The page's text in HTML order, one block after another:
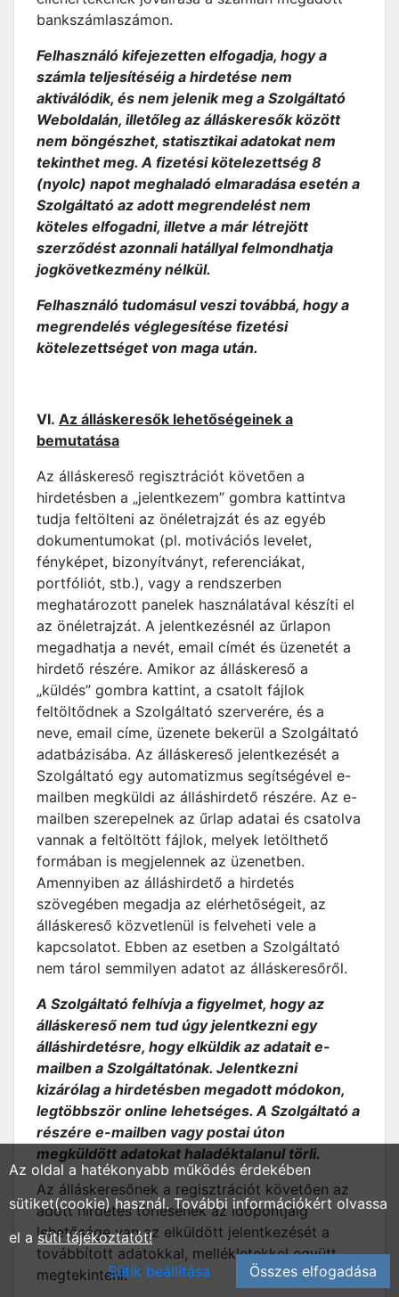
bankszámlaszámon.
Felhasználó kifejezetten elfogadja, hogy a
számla teljesítéséig a hirdetése nem
aktiválódik, és nem jelenik meg a Szolgáltató
Weboldalán, illetőleg az álláskeresők között
nem böngészhet, statisztikai adatokat nem
tekinthet meg. A fizetési kötelezettség 8
(nyolc) napot meghaladó elmaradása esetén a
Szolgáltató az adott megrendelést nem
köteles elfogadni, illetve a már létrejött
szerződést azonnali hatállyal felmondhatja
jogkövetkezmény nélkül.
Felhasználó tudomásul veszi továbbá, hogy a
megrendelés véglegesítése fizetési
kötelezettséget von maga után.
VI. Az álláskeresők lehetőségeinek a
bemutatása
Az álláskereső regisztrációt követően a
hirdetésben a „jelentkezem” gombra kattintva
tudja feltölteni az önéletrajzát és az egyéb
dokumentumokat (pl. motivációs levelet,
fényképet, bizonyítványt, referenciákat,
portfóliót, stb.), vagy a rendszerben
meghatározott panelek használatával készíti el
az önéletrajzát. A jelentkezésnél az űrlapon
megadhatja a nevét, email címét és üzenetét a
hirdető részére. Amikor az álláskereső a
„küldés” gombra kattint, a csatolt fájlok
feltöltődnek a Szolgáltató szerverére, és a
neve, email címe, üzenete bekerül a Szolgáltató
adatbázisába. Az álláskereső jelentkezését a
Szolgáltató egy automatizmus segítségével e-
mailben megküldi az álláshirdető részére. Az e-
mailben szerepelnek az űrlap adatai és csatolva
vannak a feltöltött fájlok, melyek letölthető
formában is megjelennek az üzenetben.
Amennyiben az álláshirdető a hirdetés
szövegében megadja az elérhetőségeit, az
álláskereső közvetlenül is felveheti vele a
kapcsolatot. Ebben az esetben a Szolgáltató
nem tárol semmilyen adatot az álláskeresőről.
A Szolgáltató felhívja a figyelmet, hogy az
álláskereső nem tud úgy jelentkezni egy
álláshirdetésre, hogy elküldik az adatait e-
mailben a Szolgáltatónak. Jelentkezni
kizárólag a hirdetésben megadott módokon,
legtöbbször online lehetséges. A Szolgáltató a
részére e-mailben vagy postai úton
megküldött adatokat haladéktalanul törli.
Az álláskeresőnek a regisztrációt követően az
adott hirdetés törlésének az időpontjáig
lehetősége van az elküldött jelentkezését a
továbbított adatokkal, mellékletekkel együtt
megtekinteni.
Az oldal a hatékonyabb működés érdekében
sütiket(cookie) használ. További információkért olvassa
el a süti tájékoztatót!
Sütik beállítása
Összes elfogadása